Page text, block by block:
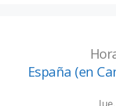
España (en